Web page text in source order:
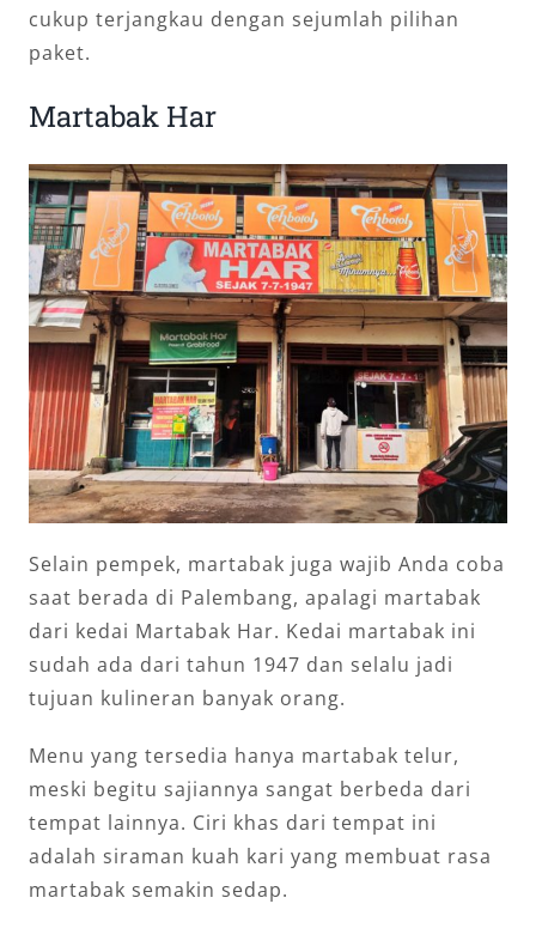
cukup terjangkau dengan sejumlah pilihan
paket.
Martabak Har
Selain pempek, martabak juga wajib Anda coba
saat berada di Palembang, apalagi martabak
dari kedai Martabak Har. Kedai martabak ini
sudah ada dari tahun 1947 dan selalu jadi
tujuan kulineran banyak orang.
Menu yang tersedia hanya martabak telur,
meski begitu sajiannya sangat berbeda dari
tempat lainnya. Ciri khas dari tempat ini
adalah siraman kuah kari yang membuat rasa
martabak semakin sedap.